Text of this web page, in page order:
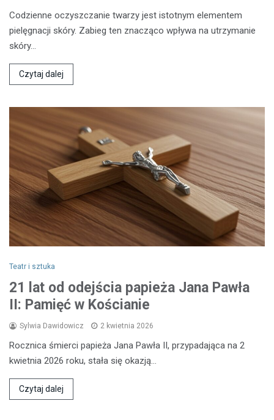
Codzienne oczyszczanie twarzy jest istotnym elementem
pielęgnacji skóry. Zabieg ten znacząco wpływa na utrzymanie
skóry…
Czytaj dalej
Teatr i sztuka
21 lat od odejścia papieża Jana Pawła
II: Pamięć w Kościanie
Sylwia Dawidowicz 2 kwietnia 2026
Rocznica śmierci papieża Jana Pawła II, przypadająca na 2
kwietnia 2026 roku, stała się okazją…
Czytaj dalej